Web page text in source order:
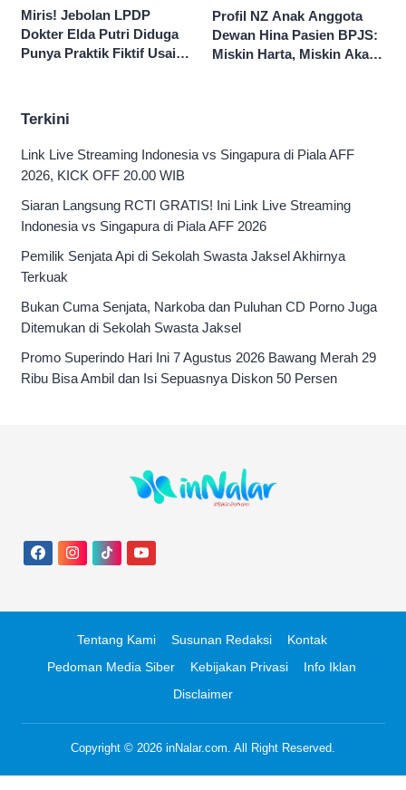
Miris! Jebolan LPDP
Dokter Elda Putri Diduga
Punya Praktik Fiktif Usai
Profil NZ Anak Anggota
Dewan Hina Pasien BPJS:
Miskin Harta, Miskin Akal
Terkini
Link Live Streaming Indonesia vs Singapura di Piala AFF
2026, KICK OFF 20.00 WIB
Siaran Langsung RCTI GRATIS! Ini Link Live Streaming
Indonesia vs Singapura di Piala AFF 2026
Pemilik Senjata Api di Sekolah Swasta Jaksel Akhirnya
Terkuak
Bukan Cuma Senjata, Narkoba dan Puluhan CD Porno Juga
Ditemukan di Sekolah Swasta Jaksel
Promo Superindo Hari Ini 7 Agustus 2026 Bawang Merah 29
Ribu Bisa Ambil dan Isi Sepuasnya Diskon 50 Persen
Tentang Kami Susunan Redaksi
Kontak
Pedoman Media Siber
Kebijakan Privasi
Info Iklan
Disclaimer
Copyright © 2026 inNalar.com . All Right Reserved.